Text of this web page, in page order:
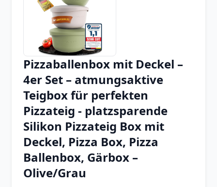
Chrome Extension
Firefox Add-on
Pizzaballenbox mit Deckel –
4er Set – atmungsaktive
Teigbox für perfekten
Pizzateig - platzsparende
Silikon Pizzateig Box mit
Deckel, Pizza Box, Pizza
Ballenbox, Gärbox –
Olive/Grau